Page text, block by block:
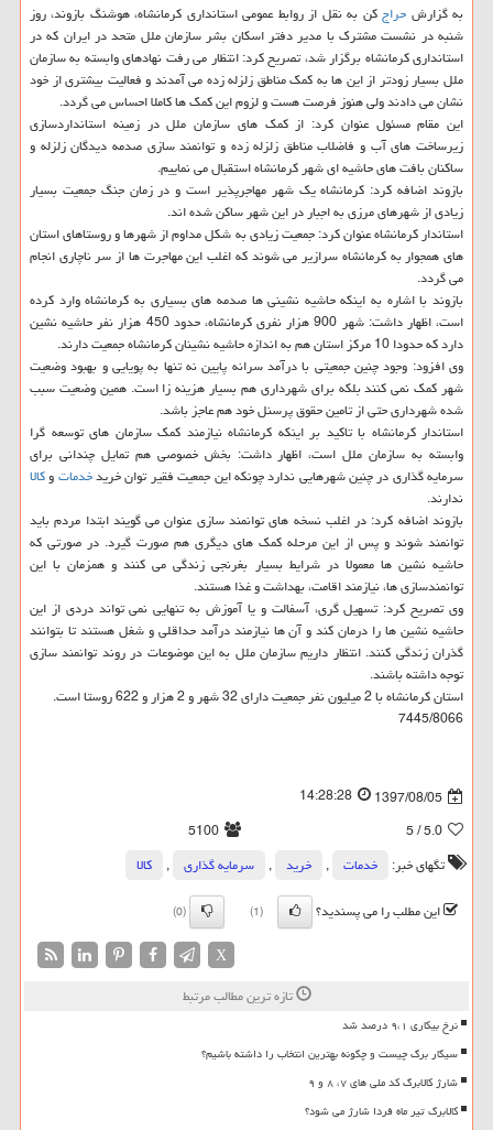
به گزارش حراجكن به نقل از روابط عمومی استانداری كرمانشاه، هوشنگ بازوند، روز
شنبه در نشست مشترك با مدیر دفتر اسكان بشر سازمان ملل متحد در ایران كه در
استانداری كرمانشاه برگزار شد، تصریح كرد: انتظار می رفت نهادهای وابسته به سازمان
ملل بسیار زودتر از این ها به كمك مناطق زلزله زده می آمدند و فعالیت بیشتری از خود
نشان می دادند ولی هنوز فرصت هست و لزوم این كمك ها كاملا احساس می گردد.
این مقام مسئول عنوان كرد: از كمك های سازمان ملل در زمینه استانداردسازی
زیرساخت های آب و فاضلاب مناطق زلزله زده و توانمند سازی صدمه دیدگان زلزله و
ساكنان بافت های حاشیه ای شهر كرمانشاه استقبال می نماییم.
بازوند اضافه كرد: كرمانشاه یك شهر مهاجرپذیر است و در زمان جنگ جمعیت بسیار
زیادی از شهرهای مرزی به اجبار در این شهر ساكن شده اند.
استاندار كرمانشاه عنوان كرد: جمعیت زیادی به شكل مداوم از شهرها و روستاهای استان
های همجوار به كرمانشاه سرازیر می شوند كه اغلب این مهاجرت ها از سر ناچاری انجام
می گردد.
بازوند با اشاره به اینكه حاشیه نشینی ها صدمه های بسیاری به كرمانشاه وارد كرده
است، اظهار داشت: شهر 900 هزار نفری كرمانشاه، حدود 450 هزار نفر حاشیه نشین
دارد كه حدودا 10 مركز استان هم به اندازه حاشیه نشینان كرمانشاه جمعیت دارند.
وی افزود: وجود چنین جمعیتی با درآمد سرانه پایین نه تنها به پویایی و بهبود وضعیت
شهر كمك نمی كنند بلكه برای شهرداری هم بسیار هزینه زا است. همین وضعیت سبب
شده شهرداری حتی از تامین حقوق پرسنل خود هم عاجز باشد.
استاندار كرمانشاه با تاكید بر اینكه كرمانشاه نیازمند كمك سازمان های توسعه گرا
وابسته به سازمان ملل است، اظهار داشت: بخش خصوصی هم تمایل چندانی برای
سرمایه گذاری در چنین شهرهایی ندارد چونكه این جمعیت فقیر توان خریدخدماتوكالا
ندارند.
بازوند اضافه كرد: در اغلب نسخه های توانمند سازی عنوان می گویند ابتدا مردم باید
توانمند شوند و پس از این مرحله كمك های دیگری هم صورت گیرد. در صورتی كه
حاشیه نشین ها معمولا در شرایط بسیار بغرنجی زندگی می كنند و همزمان با این
توانمندسازی ها، نیازمند اقامت، بهداشت و غذا هستند.
وی تصریح كرد: تسهیل گری، آسفالت و یا آموزش به تنهایی نمی تواند دردی از این
حاشیه نشین ها را درمان كند و آن ها نیازمند درآمد حداقلی و شغل هستند تا بتوانند
گذران زندگی كنند. انتظار داریم سازمان ملل به این موضوعات در روند توانمند سازی
توجه داشته باشند.
استان كرمانشاه با 2 میلیون نفر جمعیت دارای 32 شهر و 2 هزار و 622 روستا است.
7445/8066
1397/08/05
14:28:28
5.0
/ 5
5100
تگهای خبر:
خدمات , خرید , سرمایه گذاری ,
كالا
این مطلب را می پسندید؟
(1)
(0)
X
تازه ترین مطالب مرتبط
نرخ بیکاری ۹،۱ درصد شد
سیگار برگ چیست و چگونه بهترین انتخاب را داشته باشیم؟
شارژ کالابرگ کد ملی های ۷، ۸ و ۹
کالابرگ تیر ماه فردا شارژ می شود؟